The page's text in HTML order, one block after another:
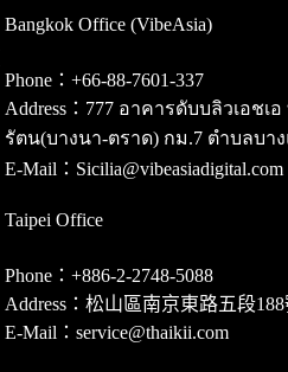
Bangkok Office (VibeAsia)
Phone：+66-88-7601-337
Address：777 อาคารดับบลิวเอช
รัตน(บางนา-ตราด) กม.7 ตำบลบา
E-Mail：Sicilia@vibeasiadigital.com
Taipei Office
Phone：+886-2-2748-5088
Address：松山區南京東路五段
E-Mail：service@thaikii.com